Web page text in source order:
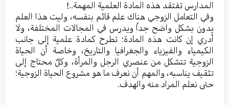
المدارس تفتقد هذه المادة العلمية المهمة..!
وفي التعامل الزوجي هناك علم قائم بنفسه، وليت هذا العلم
يدون بشكل واضح جداُ ويدرس في المجالات المختلفة، ولا
أدري إن كانت هذه المادة؛ تطرح كمادة علمية إلى جانب
الكيمياء والفيزياء والجغرافيا والتاريخ، وخاصة أن الحياة
الزوجية تتشكل من عنصري الرجل والمرأة، وكلٌ محتاج إلى
تثقيف يناسبه، والمهم أن نعرف ما هو مشروع الحياة الزوجية؛
حتى نعلم المراد منه والهدف.